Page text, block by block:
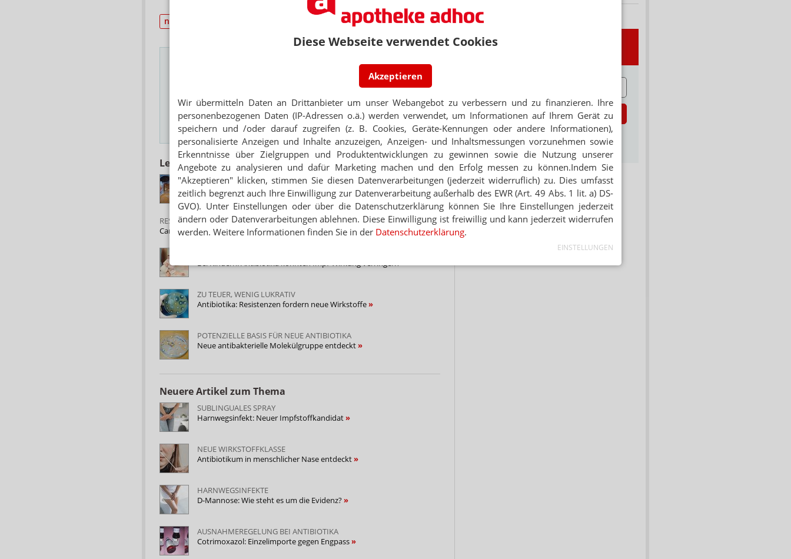
Diese Webseite verwendet Cookies
Akzeptieren
Wir übermitteln Daten an Drittanbieter um unser Webangebot zu verbessern und zu finanzieren. Ihre
personenbezogenen Daten (IP-Adressen o.ä.) werden verwendet, um Informationen auf Ihrem Gerät zu
speichern und /oder darauf zugreifen (z. B. Cookies, Geräte-Kennungen oder andere Informationen),
personalisierte Anzeigen und Inhalte anzuzeigen, Anzeigen- und Inhaltsmessungen vorzunehmen sowie
Erkenntnisse über Zielgruppen und Produktentwicklungen zu gewinnen sowie die Nutzung unserer
Angebote zu analysieren und dafür Marketing machen und den Erfolg messen zu können.Indem Sie
"Akzeptieren" klicken, stimmen Sie diesen Datenverarbeitungen (jederzeit widerruflich) zu. Dies umfasst
zeitlich begrenzt auch Ihre Einwilligung zur Datenverarbeitung außerhalb des EWR (Art. 49 Abs. 1 lit. a) DS-
GVO). Unter Einstellungen oder über die Datenschutzerklärung können Sie Ihre Einstellungen jederzeit
ändern oder Datenverarbeitungen ablehnen. Diese Einwilligung ist freiwillig und kann jederzeit widerrufen
werden. Weitere Informationen finden Sie in der Datenschutzerklärung.
EINSTELLUNGEN
neue AM
Das Wichtigste des Tages direkt in Ihr Postfach. Kostenlos!
E-MAIL ADRESSE
Jetzt
abonnieren
Hinweis zum Newsletter & Datenschutz
Lesen Sie auch
RESISTENTE KEIME
Antibiotika immer häufiger nutzlos
RESERVEANTIBIOTIKA
Carbapenem-Resistenz bei Cholera
Bei Kindern: Antibiotika könnten Impf-Wirkung verringern
ZU TEUER, WENIG LUKRATIV
Antibiotika: Resistenzen fordern neue Wirkstoffe
POTENZIELLE BASIS FÜR NEUE ANTIBIOTIKA
Neue antibakterielle Molekülgruppe entdeckt
Neuere Artikel zum Thema
SUBLINGUALES SPRAY
Harnwegsinfekt: Neuer Impfstoffkandidat
NEUE WIRKSTOFFKLASSE
Antibiotikum in menschlicher Nase entdeckt
HARNWEGSINFEKTE
D-Mannose: Wie steht es um die Evidenz?
AUSNAHMEREGELUNG BEI ANTIBIOTIKA
Cotrimoxazol: Einzelimporte gegen Engpass
Jetzt abonnieren
Hinweis zum Newsletter &
Datenschutz